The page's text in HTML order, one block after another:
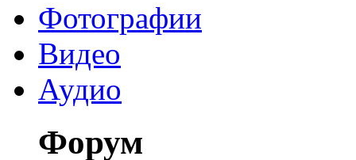
Фотографии
Видео
Аудио
Форум